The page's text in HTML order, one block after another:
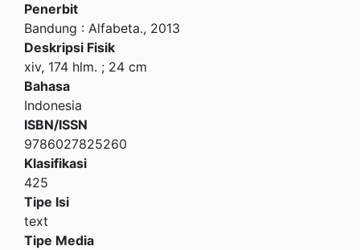
Penerbit
Bandung : Alfabeta., 2013
Deskripsi Fisik
xiv, 174 hlm. ; 24 cm
Bahasa
Indonesia
ISBN/ISSN
9786027825260
Klasifikasi
425
Tipe Isi
text
Tipe Media